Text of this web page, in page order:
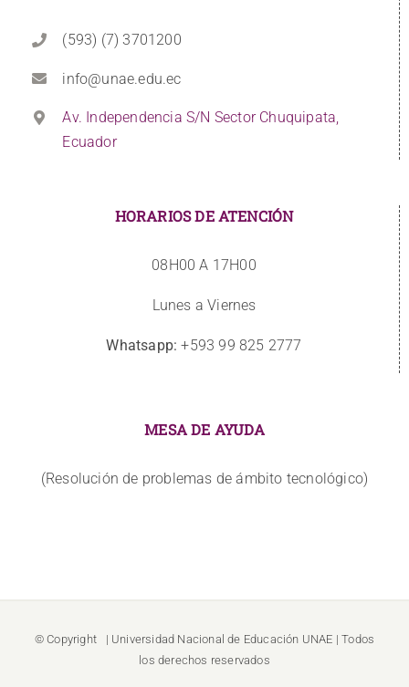
(593) (7) 3701200
info@unae.edu.ec
Av. Independencia S/N Sector Chuquipata,
Ecuador
HORARIOS DE ATENCIÓN
08H00 A 17H00
Lunes a Viernes
Whatsapp: +593 99 825 2777
MESA DE AYUDA
(Resolución de problemas de ámbito tecnológico)
© Copyright | Universidad Nacional de Educación UNAE | Todos
los derechos reservados